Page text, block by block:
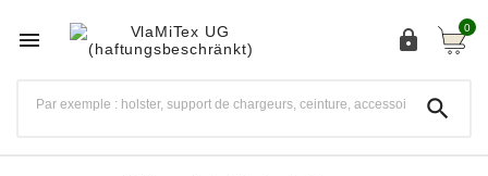
  0
